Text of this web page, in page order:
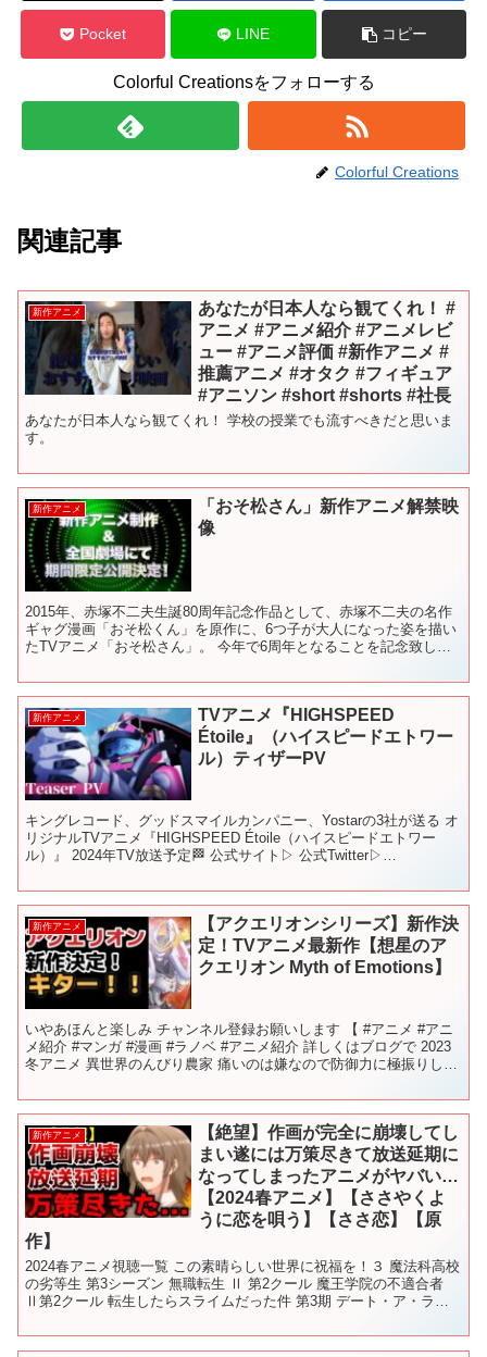
Pocket LINE コピー
Colorful Creationsをフォローする
Colorful Creations
関連記事
新作アニメ
あなたが日本人なら観てくれ！ #
アニメ #アニメ紹介 #アニメレビ
ュー #アニメ評価 #新作アニメ #
推薦アニメ #オタク #フィギュア
#アニソン #short #shorts #社長
あなたが日本人なら観てくれ！ 学校の授業でも流すべきだと思いま
す。
新作アニメ
「おそ松さん」新作アニメ解禁映
像
2015年、赤塚不二夫生誕80周年記念作品として、赤塚不二夫の名作
ギャグ漫画「おそ松くん」を原作に、6つ子が大人になった姿を描い
たTVアニメ「おそ松さん」。 今年で6周年となることを記念致しま
新作アニメ
TVアニメ『HIGHSPEED
Étoile』（ハイスピードエトワー
ル）ティザーPV
キングレコード、グッドスマイルカンパニー、Yostarの3社が送る オ
リジナルTVアニメ『HIGHSPEED Étoile（ハイスピードエトワー
ル）』 2024年TV放送予定🏁 公式サイト▷ 公式Twitter▷
新作アニメ
【アクエリオンシリーズ】新作決
定！TVアニメ最新作【想星のア
クエリオン Myth of Emotions】
いやあほんと楽しみ チャンネル登録お願いします 【 #アニメ #アニ
メ紹介 #マンガ #漫画 #ラノベ #アニメ紹介 詳しくはブログで 2023
冬アニメ 異世界のんびり農家 痛いのは嫌なので防御力に極振りした
新作アニメ
【絶望】作画が完全に崩壊してし
まい遂には万策尽きて放送延期に
なってしまったアニメがヤバい…
【2024春アニメ】【ささやくよ
うに恋を唄う】【ささ恋】【原
作】
2024春アニメ視聴一覧 この素晴らしい世界に祝福を！３ 魔法科高校
の劣等生 第3シーズン 無職転生 Ⅱ 第2クール 魔王学院の不適合者
Ⅱ第2クール 転生したらスライムだった件 第3期 デート・ア・ライ